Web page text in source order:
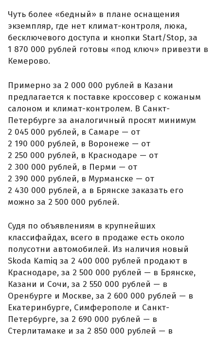
Чуть более «бедный» в плане оснащения
экземпляр, где нет климат-контроля, люка,
бесключевого доступа и кнопки Start/Stop, за
1 870 000 рублей готовы «под ключ» привезти в
Кемерово.
Примерно за 2 000 000 рублей в Казани
предлагается к поставке кроссовер с кожаным
салоном и климат-контролем. В Санкт-
Петербурге за аналогичный просят минимум
2 045 000 рублей, в Самаре — от
2 190 000 рублей, в Воронеже — от
2 250 000 рублей, в Краснодаре — от
2 300 000 рублей, в Перми — от
2 390 000 рублей, в Мурманске — от
2 430 000 рублей, а в Брянске заказать его
можно за 2 500 000 рублей.
Судя по объявлениям в крупнейших
классифайдах, всего в продаже есть около
полусотни автомобилей. Из наличия новый
Skoda Kamiq за 2 400 000 рублей продают в
Краснодаре, за 2 500 000 рублей — в Брянске,
Казани и Сочи, за 2 550 000 рублей — в
Оренбурге и Москве, за 2 600 000 рублей — в
Екатеринбурге, Симферополе и Санкт-
Петербурге, за 2 690 000 рублей — в
Стерлитамаке и за 2 850 000 рублей — в